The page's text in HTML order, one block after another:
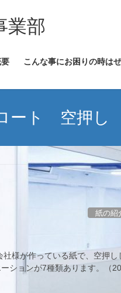
業部
こんな事にお困りの時は
ート 空押し
紙の紹
様が作っている紙で、空押し
ションが7種類あります。（